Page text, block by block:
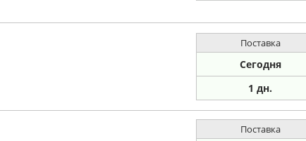
Поставка
Сегодня
1 дн.
Поставка